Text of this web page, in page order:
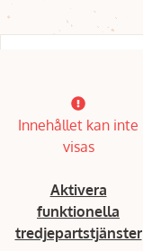
Innehållet kan inte
visas
Aktivera
funktionella
tredjepartstjänster